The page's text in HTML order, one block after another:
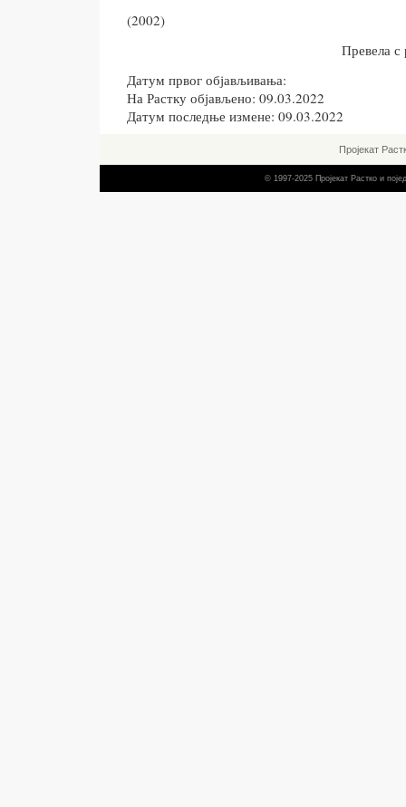
(2002)
Превела с
Датум првог објављивања:
На Растку објављено: 09.03.2022
Датум последње измене: 09.03.2022
Пројекат
© 1997-2025 Пројекат Растко и